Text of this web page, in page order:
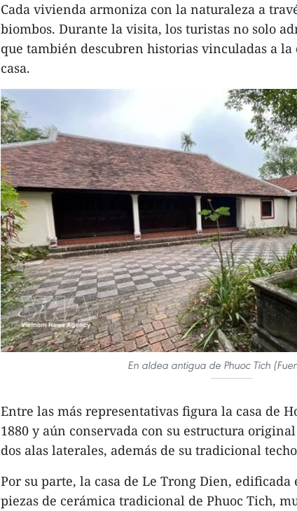
Cada vivienda armoniza con la naturaleza a
biombos. Durante la visita, los turistas no solo
que también descubren historias vinculadas a
casa.
En aldea antigua de Phuoc Tich
Entre las más representativas figura la casa de
1880 y aún conservada con su estructura
dos alas laterales, además de su tradicional
Por su parte, la casa de Le Trong Dien,
piezas de cerámica tradicional de Phuoc Tich,